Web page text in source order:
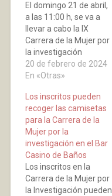
El domingo 21 de abril,
a las 11:00 h, se va a
llevar a cabo la IX
Carrera de la Mujer por
la investigación
organizada por la
Asociación Española
Rioja. Las inscripciones
se podrán realizar en
Baños de Río Tobía en
el Bar Casino el…
20 de febrero de 2024
En «Otras»
Los inscritos pueden
recoger las camisetas
para la Carrera de la
Mujer por la
investigación en el Bar
Casino de Baños
Los inscritos en la
Carrera de la Mujer por
la Investigación pueden